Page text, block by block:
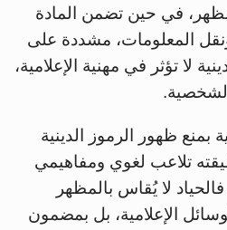
في حين تضمن المادة
ونقل المعلومات، مشددة على
لا تؤثر في مهنية الإعلامية،
بمنع ظهور الرموز الدينية
تلاعب لغوي ومفاهيمي
لا يُقاس بالمظهر
الإعلامية، بل بمضمون